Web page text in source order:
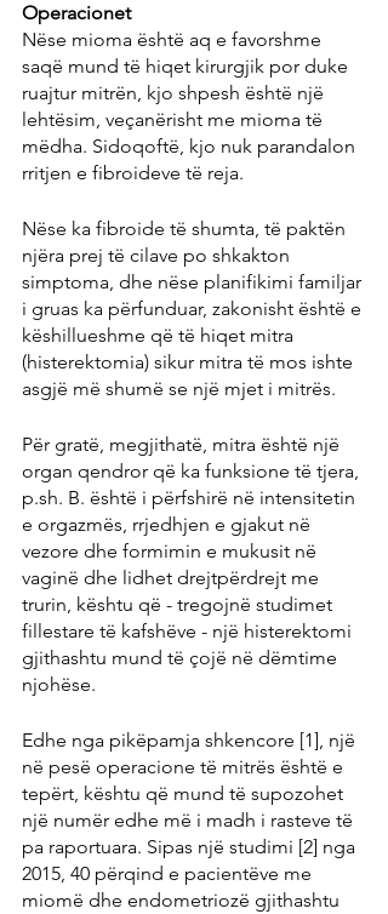
Operacionet
Nëse mioma është aq e favorshme
saqë mund të hiqet kirurgjik por duke
ruajtur mitrën, kjo shpesh është një
lehtësim, veçanërisht me mioma të
mëdha. Sidoqoftë, kjo nuk parandalon
rritjen e fibroideve të reja.
Nëse ka fibroide të shumta, të paktën
njëra prej të cilave po shkakton
simptoma, dhe nëse planifikimi familjar
i gruas ka përfunduar, zakonisht është e
këshillueshme që të hiqet mitra
(histerektomia) sikur mitra të mos ishte
asgjë më shumë se një mjet i mitrës.
Për gratë, megjithatë, mitra është një
organ qendror që ka funksione të tjera,
p.sh. B. është i përfshirë në intensitetin
e orgazmës, rrjedhjen e gjakut në
vezore dhe formimin e mukusit në
vaginë dhe lidhet drejtpërdrejt me
trurin, kështu që - tregojnë studimet
fillestare të kafshëve - një histerektomi
gjithashtu mund të çojë në dëmtime
njohëse.
Edhe nga pikëpamja shkencore [1], një
në pesë operacione të mitrës është e
tepërt, kështu që mund të supozohet
një numër edhe më i madh i rasteve të
pa raportuara. Sipas një studimi [2] nga
2015, 40 përqind e pacientëve me
miomë dhe endometriozë gjithashtu